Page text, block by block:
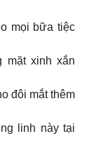
mọi bữa tiệc
mặt xinh xắn
đôi mắt thêm
linh này tại